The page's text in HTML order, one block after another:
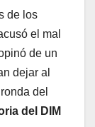
de los
el mal
de un
dejar al
del
del DIM